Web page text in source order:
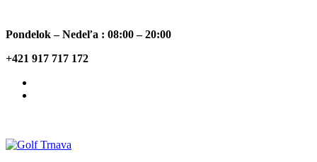
Pondelok – Nedeľa : 08:00 – 20:00
+421 917 717 172